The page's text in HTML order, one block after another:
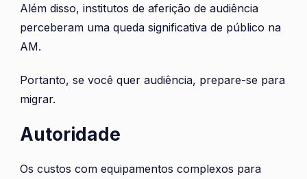
Além disso, institutos de aferição de audiência
perceberam uma queda significativa de público na
AM.
Portanto, se você quer audiência, prepare-se para
migrar.
Autoridade
Os custos com equipamentos complexos para